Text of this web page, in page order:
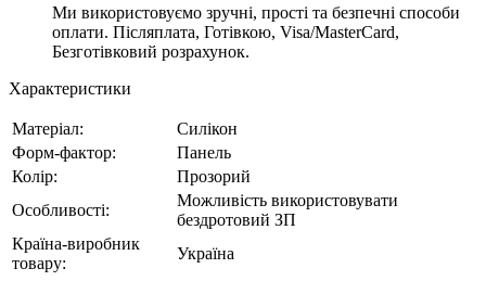
Ми використовуємо зручні, прості та безпечні способи
оплати. Післяплата, Готівкою, Visa/MasterCard,
Безготівковий розрахунок.
Характеристики
Матеріал:
Силікон
Форм-фактор:
Панель
Колір:
Прозорий
Особливості:
Можливість використовувати
бездротовий ЗП
Країна-виробник
товару:
Україна